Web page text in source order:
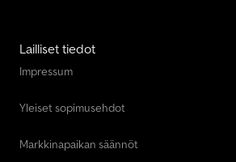
Lailliset tiedot
Impressum
Yleiset sopimusehdot
Markkinapaikan säännöt